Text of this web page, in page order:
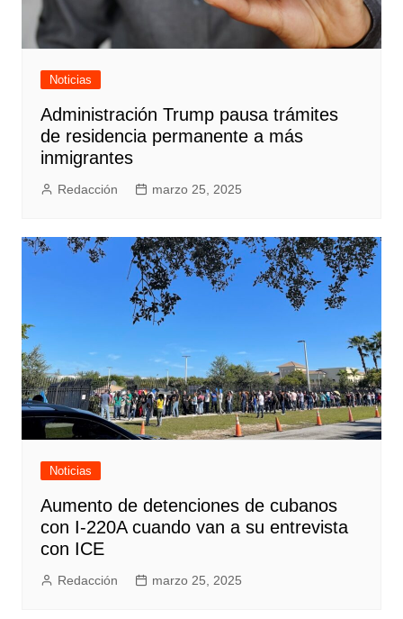
Noticias
Administración Trump pausa trámites
de residencia permanente a más
inmigrantes
Redacción marzo 25, 2025
Noticias
Aumento de detenciones de cubanos
con I-220A cuando van a su entrevista
con ICE
Redacción marzo 25, 2025